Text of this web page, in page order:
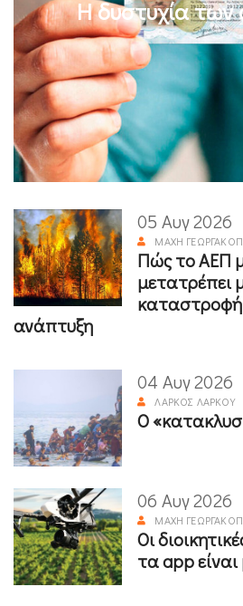
Η δυστυχία
05 Αυγ 2026
ΜΆΧΗ
Πώς το ΑΕΠ
μετατρέπει
καταστροφή
ανάπτυξη
04 Αυγ 2026
ΛΆΡΚΟΣ ΛΆΡΚΟΥ
Ο
06 Αυγ 2026
ΜΆΧΗ
Οι
τα app